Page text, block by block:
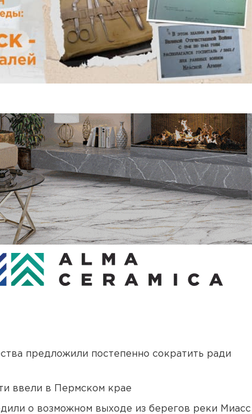
предложили постепенно сократить ради
ввели в Пермском крае
о возможном выходе из берегов реки Миасс